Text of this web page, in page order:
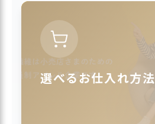
選べるお仕入れ方法